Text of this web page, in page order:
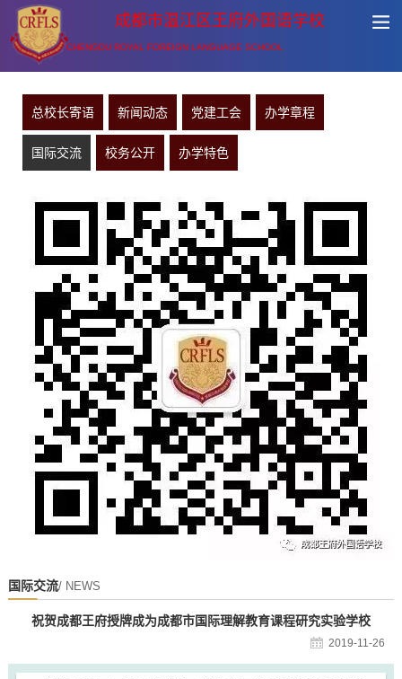
成都市温江区王府外国语学校
CHENGDU ROYAL FOREIGN LANGUAGE SCHOOL
总校长寄语 新闻动态 党建工会 办学章程
国际交流 校务公开 办学特色
国际交流/ NEWS
祝贺成都王府授牌成为成都市国际理解教育课程研究实验学校
2019-11-26